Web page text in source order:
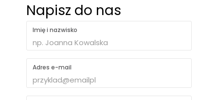
Napisz do nas
Imię i nazwisko
Adres e-mail